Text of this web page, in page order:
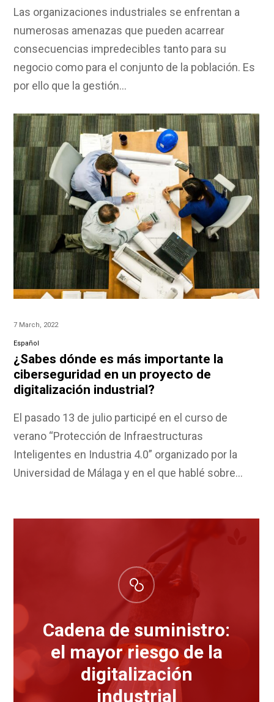
Las organizaciones industriales se enfrentan a
numerosas amenazas que pueden acarrear
consecuencias impredecibles tanto para su
negocio como para el conjunto de la población. Es
por ello que la gestión…
7 March, 2022
Español
¿Sabes dónde es más importante la
ciberseguridad en un proyecto de
digitalización industrial?
El pasado 13 de julio participé en el curso de
verano “Protección de Infraestructuras
Inteligentes en Industria 4.0” organizado por la
Universidad de Málaga y en el que hablé sobre…
Cadena de suministro:
el mayor riesgo de la
digitalización
industrial